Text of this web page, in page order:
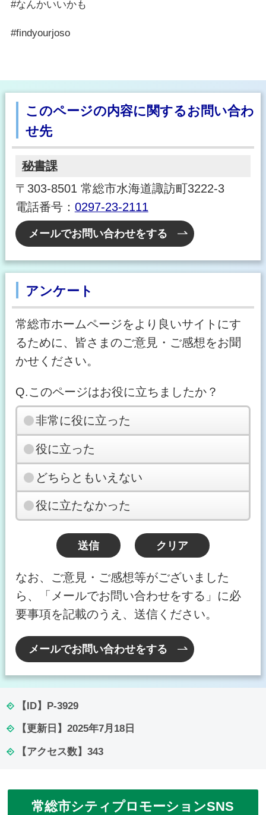
#なんかいいかも
#findyourjoso
このページの内容に関するお問い合わ
せ先
秘書課
〒303-8501 常総市水海道諏訪町3222-3
電話番号： 0297-23-2111
メールでお問い合わせをする
アンケート
常総市ホームページをより良いサイトにす
るために、皆さまのご意見・ご感想をお聞
かせください。
Q.このページはお役に立ちましたか？
非常に役に立った
役に立った
どちらともいえない
役に立たなかった
なお、ご意見・ご感想等がございました
ら、「メールでお問い合わせをする」に必
要事項を記載のうえ、送信ください。
メールでお問い合わせをする
【ID】 P-3929
【更新日】 2025年7月18日
【アクセス数】 343
常総市シティプロモーションSNS